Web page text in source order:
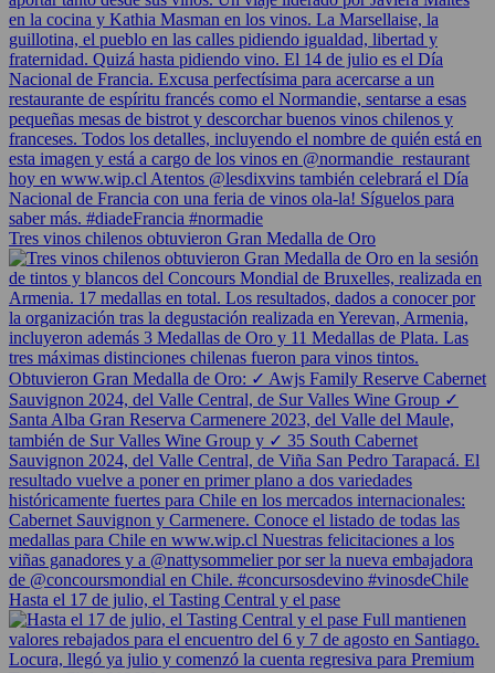
Tres vinos chilenos obtuvieron Gran Medalla de Oro
Hasta el 17 de julio, el Tasting Central y el pase